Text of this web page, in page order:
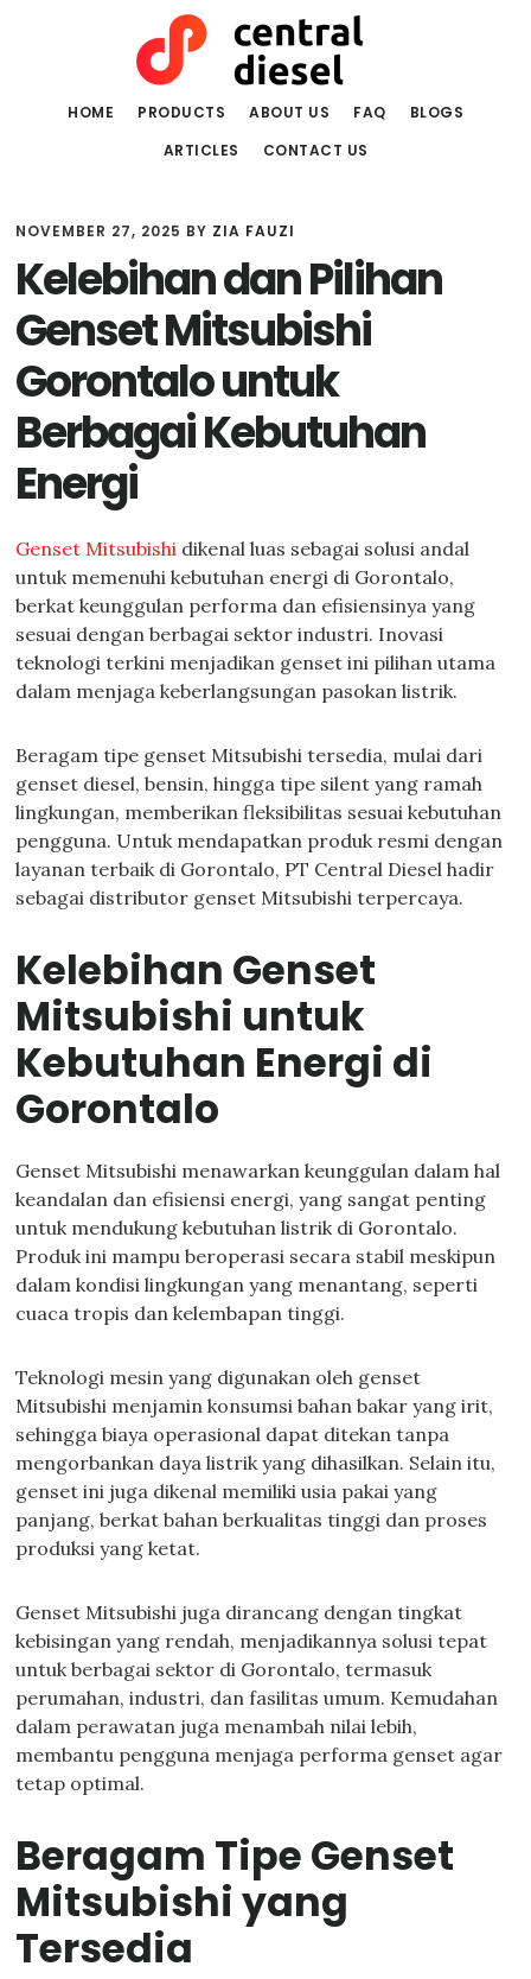
HOME PRODUCTS ABOUT US FAQ
BLOGS
ARTICLES
CONTACT US
NOVEMBER 27, 2025 BY ZIA FAUZI
Kelebihan dan Pilihan
Genset Mitsubishi
Gorontalo untuk
Berbagai Kebutuhan
Energi
Genset Mitsubishi dikenal luas sebagai solusi andal
untuk memenuhi kebutuhan energi di Gorontalo,
berkat keunggulan performa dan efisiensinya yang
sesuai dengan berbagai sektor industri. Inovasi
teknologi terkini menjadikan genset ini pilihan utama
dalam menjaga keberlangsungan pasokan listrik.
Beragam tipe genset Mitsubishi tersedia, mulai dari
genset diesel, bensin, hingga tipe silent yang ramah
lingkungan, memberikan fleksibilitas sesuai kebutuhan
pengguna. Untuk mendapatkan produk resmi dengan
layanan terbaik di Gorontalo, PT Central Diesel hadir
sebagai distributor genset Mitsubishi terpercaya.
Kelebihan Genset
Mitsubishi untuk
Kebutuhan Energi di
Gorontalo
Genset Mitsubishi menawarkan keunggulan dalam hal
keandalan dan efisiensi energi, yang sangat penting
untuk mendukung kebutuhan listrik di Gorontalo.
Produk ini mampu beroperasi secara stabil meskipun
dalam kondisi lingkungan yang menantang, seperti
cuaca tropis dan kelembapan tinggi.
Teknologi mesin yang digunakan oleh genset
Mitsubishi menjamin konsumsi bahan bakar yang irit,
sehingga biaya operasional dapat ditekan tanpa
mengorbankan daya listrik yang dihasilkan. Selain itu,
genset ini juga dikenal memiliki usia pakai yang
panjang, berkat bahan berkualitas tinggi dan proses
produksi yang ketat.
Genset Mitsubishi juga dirancang dengan tingkat
kebisingan yang rendah, menjadikannya solusi tepat
untuk berbagai sektor di Gorontalo, termasuk
perumahan, industri, dan fasilitas umum. Kemudahan
dalam perawatan juga menambah nilai lebih,
membantu pengguna menjaga performa genset agar
tetap optimal.
Beragam Tipe Genset
Mitsubishi yang
Tersedia